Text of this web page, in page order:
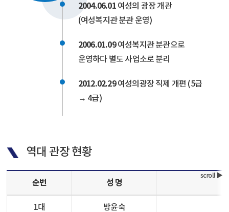
2004.06.01 여성의 광장 개관
(여성복지관 분관 운영)
2006.01.09여성복지관 분관으로
운영하다 별도 사업소로 분리
2012.02.29여성의광장 직제 개편 (5급
→ 4급)
역대 관장 현황
순번 성 명
1대 방윤숙